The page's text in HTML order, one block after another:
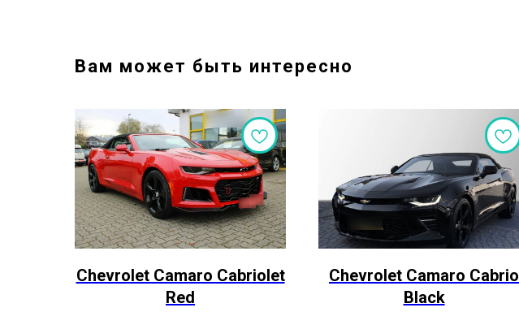
Вам может быть интересно
Chevrolet Camaro Cabriolet
Red
Chevrolet Camaro Сabrio
Black